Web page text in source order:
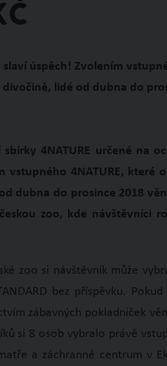
slaví úspěch! Zvolením
lidé od dubna do
4NATURE určené na
vstupného 4NATURE,
dubna do prosince 2018
zoo, kde návštěvníci
zoo si návštěvník může
bez příspěvku.
zábavných pokladniček
si 8 osob vybralo právě
a záchranné centrum v